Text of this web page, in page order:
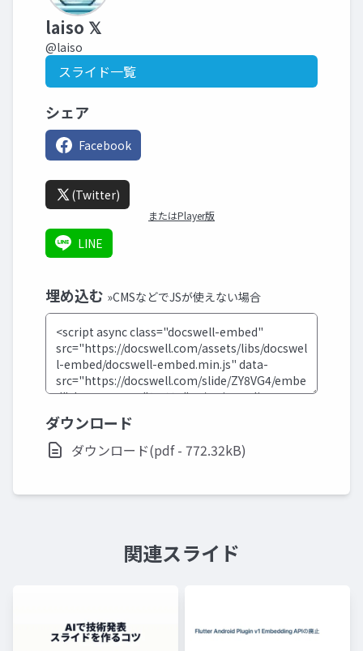
laiso 𝕏
@laiso
スライド一覧
シェア
Facebook
(Twitter)
またはPlayer版
LINE
埋め込む »CMSなどでJSが使えない場合
ダウンロード
ダウンロード(pdf - 772.32kB)
関連スライド